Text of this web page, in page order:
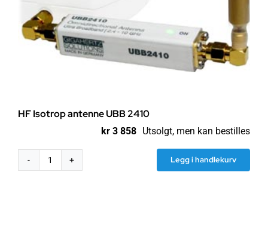
HF Isotrop antenne UBB 2410
kr 3 858 Utsolgt, men kan bestilles
HF
Legg i handlekurv